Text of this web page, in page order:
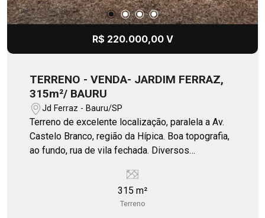
R$ 220.000,00 V
TERRENO - VENDA- JARDIM FERRAZ,
315m²/ BAURU
Jd Ferraz - Bauru/SP
Terreno de excelente localização, paralela a Av.
Castelo Branco, região da Hípica. Boa topografia,
ao fundo, rua de vila fechada. Diversos
315 m²
Terreno